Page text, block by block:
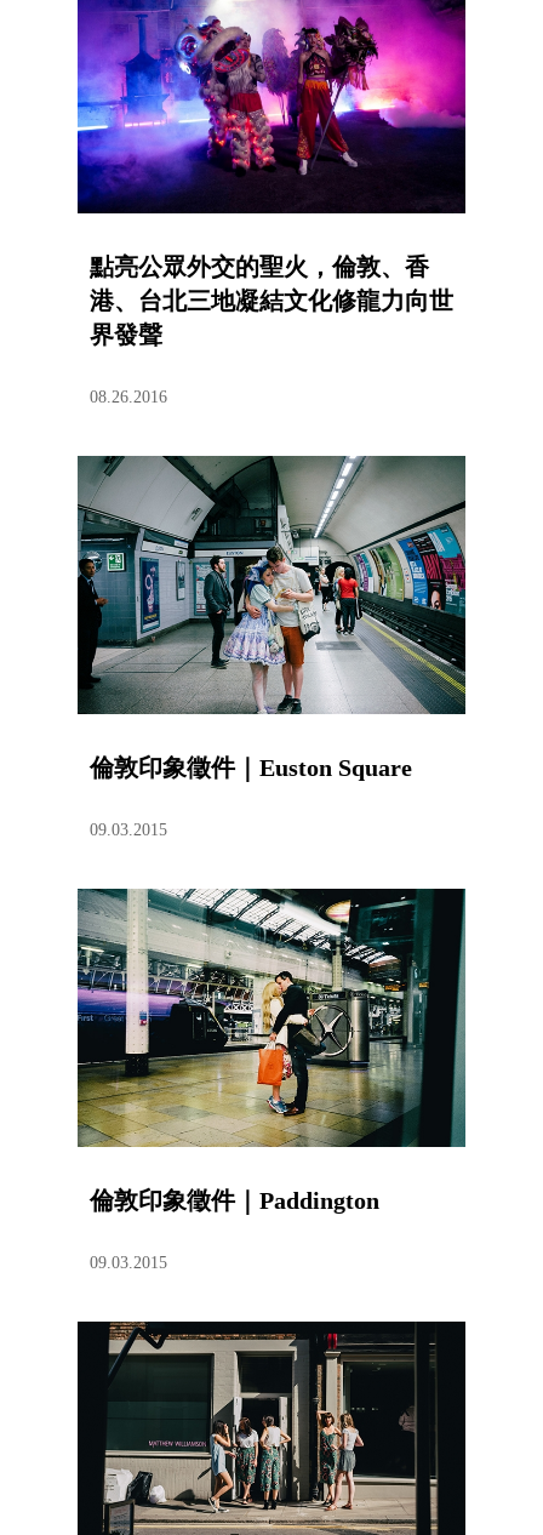
點亮公眾外交的聖火，倫敦、香
港、台北三地凝結文化修龍力向世
界發聲
08.26.2016
倫敦印象徵件｜Euston Square
09.03.2015
倫敦印象徵件｜Paddington
09.03.2015